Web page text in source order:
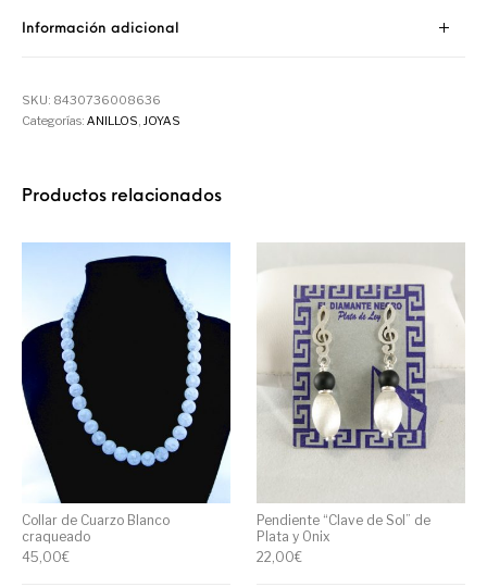
Información adicional
SKU: 8430736008636
Categorías:ANILLOS,JOYAS
Productos relacionados
Collar de Cuarzo Blanco
craqueado
45,00€
Pendiente “Clave de Sol” de
Plata y Onix
22,00€